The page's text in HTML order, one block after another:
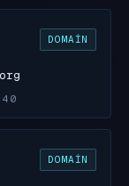
DOMAIN
DOMAIN